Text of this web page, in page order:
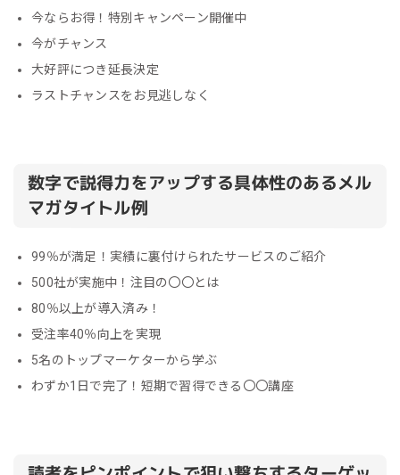
今ならお得！特別キャンペーン開催中
今がチャンス
大好評につき延長決定
ラストチャンスをお見逃しなく
数字で説得力をアップする具体性のあるメル
マガタイトル例
99％が満足！実績に裏付けられたサービスのご紹介
500社が実施中！注目の〇〇とは
80％以上が導入済み！
受注率40％向上を実現
5名のトップマーケターから学ぶ
わずか1日で完了！短期で習得できる〇〇講座